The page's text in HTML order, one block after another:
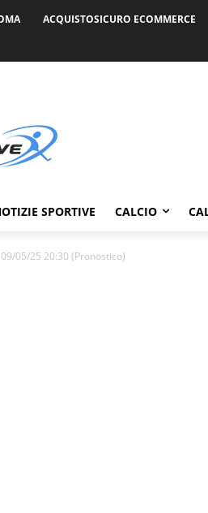
ACQUISTOSICURO ECOMMERCE
SPORTIVE CALCIO
05/25 20:30 (Pronostico)